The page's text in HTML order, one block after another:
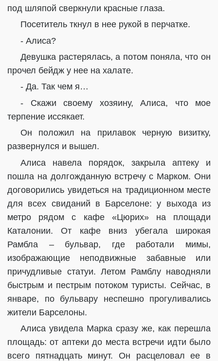
под шляпой сверкнули красные глаза.
Посетитель ткнул в нее рукой в перчатке.
- Алиса?
Девушка растерялась, а потом поняла, что он
прочел бейдж у нее на халате.
- Да. Так чем я…
- Скажи своему хозяину, Алиса, что мое
терпение иссякает.
Он положил на прилавок черную визитку,
развернулся и вышел.
Алиса навела порядок, закрыла аптеку и
пошла на долгожданную встречу с Марком. Они
договорились увидеться на традиционном месте
для всех свиданий в Барселоне: у выхода из
метро рядом с кафе «Цюрих» на площади
Каталонии. От кафе вниз убегала широкая
Рамбла – бульвар, где работали мимы,
изображающие неподвижные забавные или
причудливые статуи. Летом Рамблу наводняли
быстрым и пестрым потоком туристы. Сейчас, в
январе, по бульвару неспешно прогуливались
жители Барселоны.
Алиса увидела Марка сразу же, как перешла
площадь: от аптеки до места встречи идти было
всего пятнадцать минут. Он расцеловал ее в